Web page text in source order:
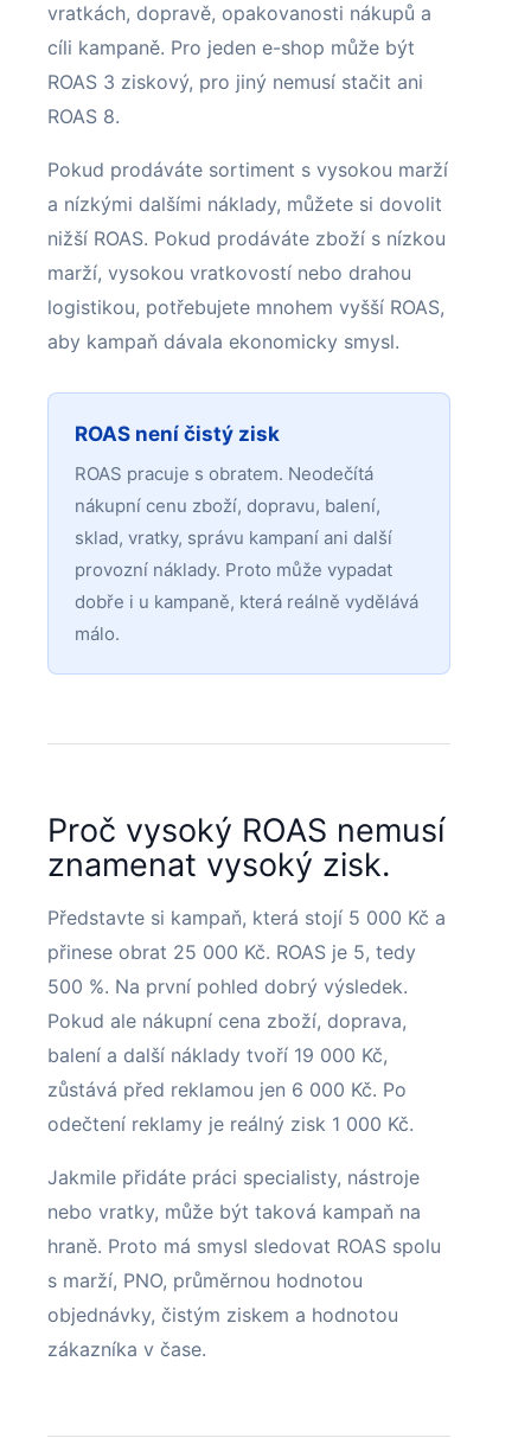
vratkách, dopravě, opakovanosti nákupů a
cíli kampaně. Pro jeden e-shop může být
ROAS 3 ziskový, pro jiný nemusí stačit ani
ROAS 8.
Pokud prodáváte sortiment s vysokou marží
a nízkými dalšími náklady, můžete si dovolit
nižší ROAS. Pokud prodáváte zboží s nízkou
marží, vysokou vratkovostí nebo drahou
logistikou, potřebujete mnohem vyšší ROAS,
aby kampaň dávala ekonomicky smysl.
ROAS není čistý zisk
ROAS pracuje s obratem. Neodečítá
nákupní cenu zboží, dopravu, balení,
sklad, vratky, správu kampaní ani další
provozní náklady. Proto může vypadat
dobře i u kampaně, která reálně vydělává
málo.
Proč vysoký ROAS nemusí
znamenat vysoký zisk.
Představte si kampaň, která stojí 5 000 Kč a
přinese obrat 25 000 Kč. ROAS je 5, tedy
500 %. Na první pohled dobrý výsledek.
Pokud ale nákupní cena zboží, doprava,
balení a další náklady tvoří 19 000 Kč,
zůstává před reklamou jen 6 000 Kč. Po
odečtení reklamy je reálný zisk 1 000 Kč.
Jakmile přidáte práci specialisty, nástroje
nebo vratky, může být taková kampaň na
hraně. Proto má smysl sledovat ROAS spolu
s marží, PNO, průměrnou hodnotou
objednávky, čistým ziskem a hodnotou
zákazníka v čase.